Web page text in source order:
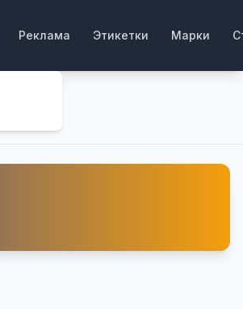
Реклама Этикетки Марки